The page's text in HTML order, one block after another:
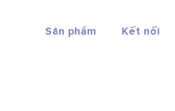
Sản phẩm Kết nối